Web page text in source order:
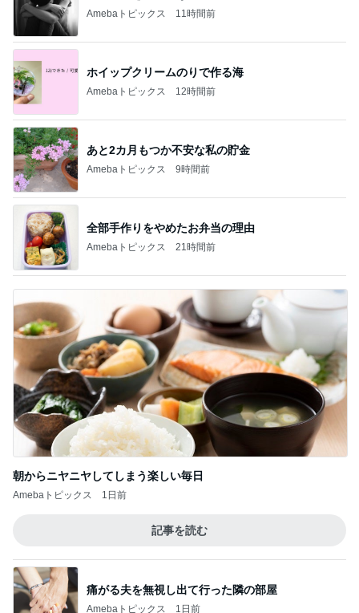
Amebaトピックス 11時間前
ホイップクリームのりで作る海
Amebaトピックス 12時間前
あと2カ月もつか不安な私の貯金
Amebaトピックス 9時間前
全部手作りをやめたお弁当の理由
Amebaトピックス 21時間前
朝からニヤニヤしてしまう楽しい毎日
Amebaトピックス 1日前
記事を読む
痛がる夫を無視し出て行った隣の部屋
Amebaトピックス 1日前